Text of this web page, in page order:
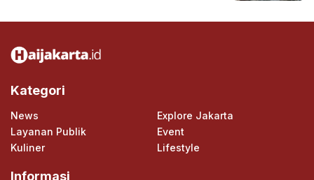
Kategori
News
Explore Jakarta
Layanan Publik
Event
Kuliner
Lifestyle
Informasi